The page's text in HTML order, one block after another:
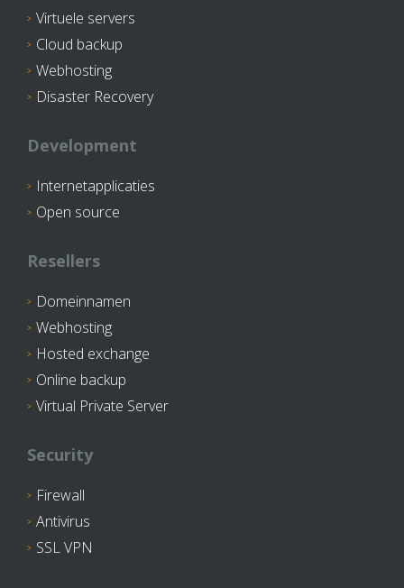
Virtuele servers
Cloud backup
Webhosting
Disaster Recovery
Development
Internetapplicaties
Open source
Resellers
Domeinnamen
Webhosting
Hosted exchange
Online backup
Virtual Private Server
Security
Firewall
Antivirus
SSL VPN